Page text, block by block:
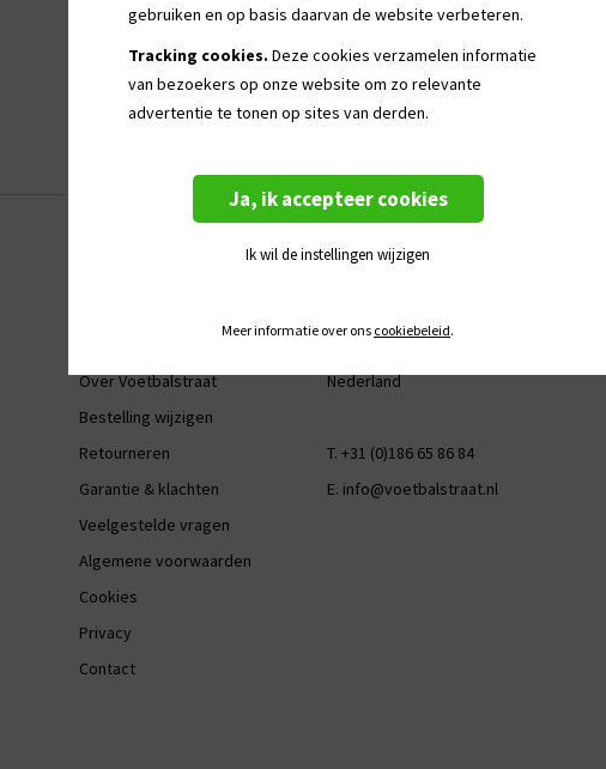
Let op: bedrukte artikelen kunnen niet retour worden
Waar moet een sponsorlogo aan voldoen?
Waarom kan er geen clubbadge op andere artikelen
in het ‘Clubassortiment’ staan?
Zijn er extra kosten verbonden aan het bedrukken?
Over Voetbalstraat
Bestelling wijzigen
Retourneren
Garantie & klachten
Veelgestelde vragen
Algemene voorwaarden
Cookies
Privacy
Contact
CONTACT
3281 LB Numansdorp
Nederland
T. +31 (0)186 65 86 84
E. info@voetbalstraat.nl
gebruiken en op basis daarvan de website verbeteren.
Tracking cookies. Deze cookies verzamelen informatie
van bezoekers op onze website om zo relevante
advertentie te tonen op sites van derden.
Ja, ik accepteer cookies
Ik wil de instellingen wijzigen
Meer informatie over ons cookiebeleid.